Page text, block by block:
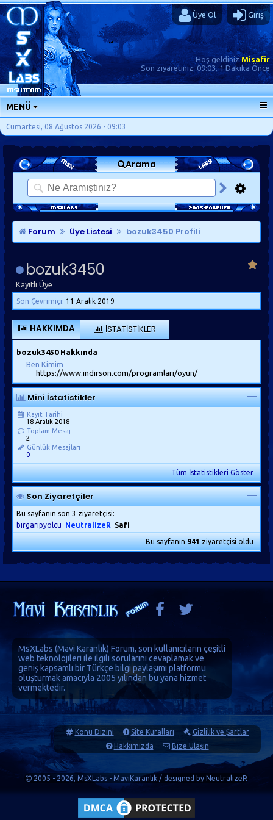
Üye Ol Giriş
Hoş geldinizMisafir
Son ziyaretiniz: 09:03, 1 Dakika Önce
MENÜ
ANA SAYFA
FORUMLAR
SORU-CEVAP
GÜNLÜKLER
SON MESAJLAR
KISAYOLLAR
Cumartesi, 08 Ağustos 2026 - 09:03
Arama
Forum Üye Listesi bozuk3450 Profili
bozuk3450
Kayıtlı Üye
Son Çevrimiçi: 11 Aralık 2019
HAKKIMDA İSTATISTIKLER
bozuk3450 Hakkında
Ben Kimim
https://www.indirson.com/programlari/oyun/
Mini İstatistikler
Kayıt Tarihi
18 Aralık 2018
Toplam Mesaj
2
Günlük Mesajları
0
Tüm İstatistikleri Göster
Son Ziyaretçiler
Bu sayfanın son 3 ziyaretçisi:
birgaripyolcu
NeutralizeR Safi
Bu sayfanın941ziyaretçisi oldu
MsXLabs (Mavi Karanlık) Forum, son kullanıcıların çeşitli
web teknolojileri ile ilgili sorularını cevaplamak ve
geniş kapsamlı bir Türkçe bilgi paylaşımı platformu
oluşturmak amacıyla 2005 yılından bu yana hizmet
vermektedir.
Konu Dizini Site Kuralları
Gizlilik ve Şartlar
Hakkımızda
Bize Ulaşın
2005 - 2026, MsXLabs - MaviKaranlık / designed by NeutralizeR